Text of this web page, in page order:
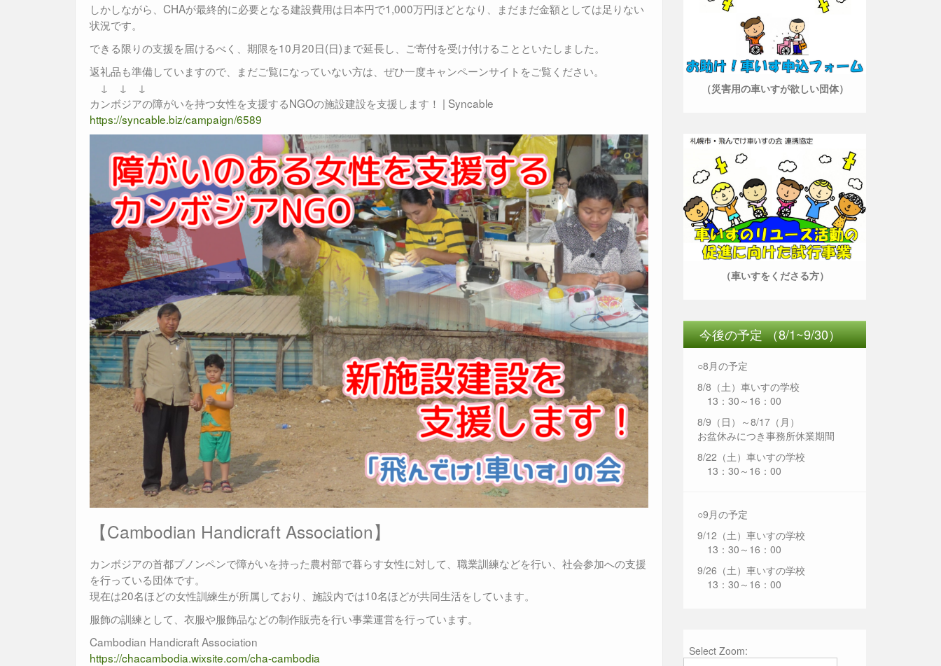
しかしながら、CHAが最終的に必要となる建設費用は日本円で1,000万円ほどとなり、まだまだ金額としては足りない
状況です。
できる限りの支援を届けるべく、期限を10月20日(日)まで延長し、ご寄付を受け付けることといたしました。
返礼品も準備していますので、まだご覧になっていない方は、ぜひ一度キャンペーンサイトをご覧ください。
↓ ↓ ↓
カンボジアの障がいを持つ女性を支援するNGOの施設建設を支援します！ | Syncable
https://syncable.biz/campaign/6589
【Cambodian Handicraft Association】
カンボジアの首都プノンペンで障がいを持った農村部で暮らす女性に対して、職業訓練などを行い、社会参加への支援
を行っている団体です。
現在は20名ほどの女性訓練生が所属しており、施設内では10名ほどが共同生活をしています。
服飾の訓練として、衣服や服飾品などの制作販売を行い事業運営を行っています。
Cambodian Handicraft Association
https://chacambodia.wixsite.com/cha-cambodia
（災害用の車いすが欲しい団体）
（車いすをくださる方）
今後の予定 （8/1~9/30）
○8月の予定
8/8（土）車いすの学校
13：30～16：00
8/9（日）～8/17（月）
お盆休みにつき事務所休業期間
8/22（土）車いすの学校
13：30～16：00
○9月の予定
9/12（土）車いすの学校
13：30～16：00
9/26（土）車いすの学校
13：30～16：00
Select Zoom: